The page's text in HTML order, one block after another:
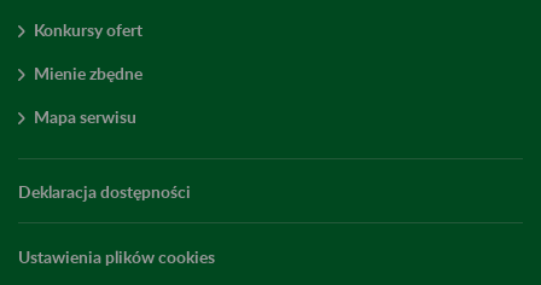
Konkursy ofert
Mienie zbędne
Mapa serwisu
Deklaracja dostępności
Ustawienia plików cookies